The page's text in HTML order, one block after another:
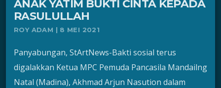
ANAK YATIM BUKTI CINTA KEPADA
RASULULLAH
ROY ADAM | 8 MEI 2021
Panyabungan, StArtNews-Bakti sosial terus
digalakkan Ketua MPC Pemuda Pancasila Mandailng
Natal (Madina), Akhmad Arjun Nasution dalam